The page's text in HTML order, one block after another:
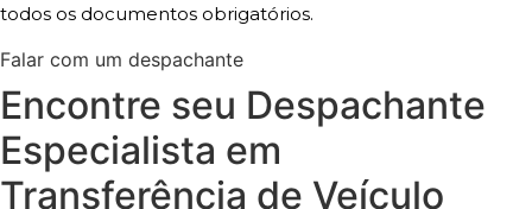
todos os documentos obrigatórios.
Falar com um despachante
Encontre seu Despachante
Especialista em
Transferência de Veículo